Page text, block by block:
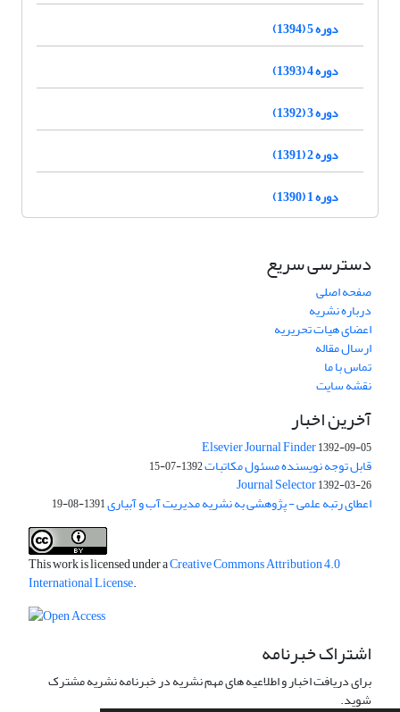
دوره 5 (1394)
دوره 4 (1393)
دوره 3 (1392)
دوره 2 (1391)
دوره 1 (1390)
دسترسی سریع
صفحه اصلی
درباره نشریه
اعضای هیات تحریریه
ارسال مقاله
تماس با ما
نقشه سایت
آخرین اخبار
Elsevier Journal Finder1392-09-05
قابل توجه نویسنده مسئول مکاتبات1392-07-15
Journal Selector1392-03-26
اعطای رتبه علمی - پژوهشی به نشریه مدیریت آب و آبیاری1391-08-19
This work is licensed under aCreative Commons Attribution 4.0
International License.
اشتراک خبرنامه
برای دریافت اخبار و اطلاعیه های مهم نشریه در خبرنامه نشریه مشترک
شوید.